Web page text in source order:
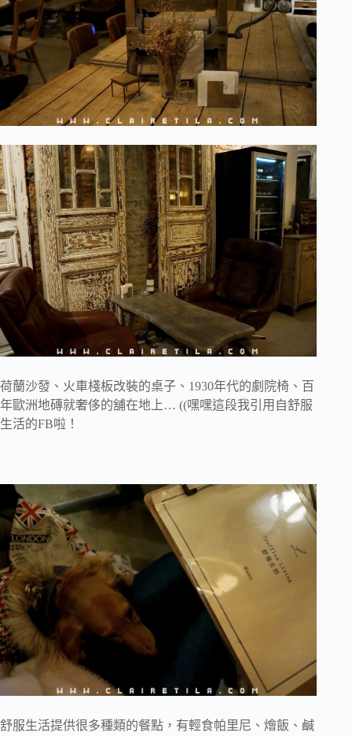
荷蘭沙發、火車棧板改裝的桌子、1930年代的劇院椅、百
年歐洲地磚就奢侈的舖在地上… ((嘿嘿這段我引用自舒服
生活的FB啦！
舒服生活提供很多種類的餐點，有輕食帕里尼、燴飯、鹹